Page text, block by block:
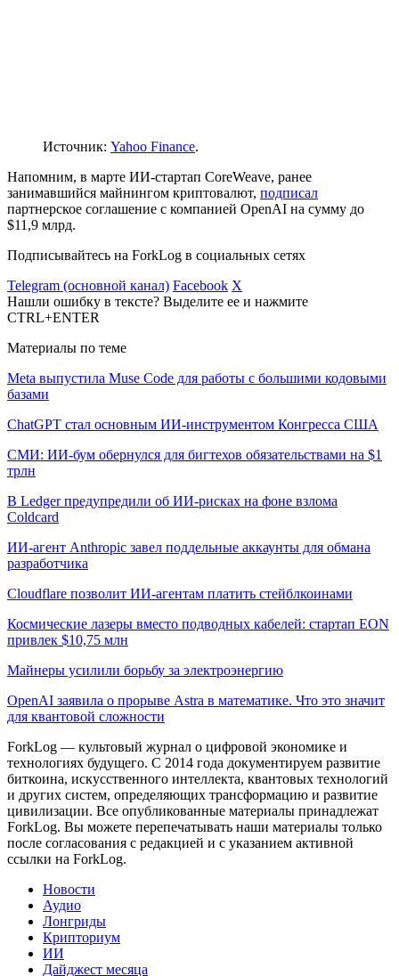
Источник: Yahoo Finance.
Напомним, в марте ИИ-стартап CoreWeave, ранее
занимавшийся майнингом криптовалют, подписал
партнерское соглашение с компанией OpenAI на сумму до
$11,9 млрд.
Подписывайтесь на ForkLog в социальных сетях
Telegram (основной канал) Facebook X
Нашли ошибку в тексте? Выделите ее и нажмите
CTRL+ENTER
Материалы по теме
Meta выпустила Muse Code для работы с большими кодовыми
базами
ChatGPT стал основным ИИ-инструментом Конгресса США
СМИ: ИИ-бум обернулся для бигтехов обязательствами на $1
трлн
В Ledger предупредили об ИИ-рисках на фоне взлома
Coldcard
ИИ-агент Anthropic завел поддельные аккаунты для обмана
разработчика
Cloudflare позволит ИИ-агентам платить стейблкоинами
Космические лазеры вместо подводных кабелей: стартап EON
привлек $10,75 млн
Майнеры усилили борьбу за электроэнергию
OpenAI заявила о прорыве Astra в математике. Что это значит
для квантовой сложности
ForkLog — культовый журнал о цифровой экономике и
технологиях будущего. С 2014 года документируем развитие
биткоина, искусственного интеллекта, квантовых технологий
и других систем, определяющих трансформацию и развитие
цивилизации. Все опубликованные материалы принадлежат
ForkLog. Вы можете перепечатывать наши материалы только
после согласования с редакцией и с указанием активной
ссылки на ForkLog.
Новости
Аудио
Лонгриды
Крипториум
ИИ
Дайджест месяца